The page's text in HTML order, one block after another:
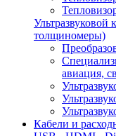
Ультразвуковой
толщиномеры)
авиация,
Кабели и